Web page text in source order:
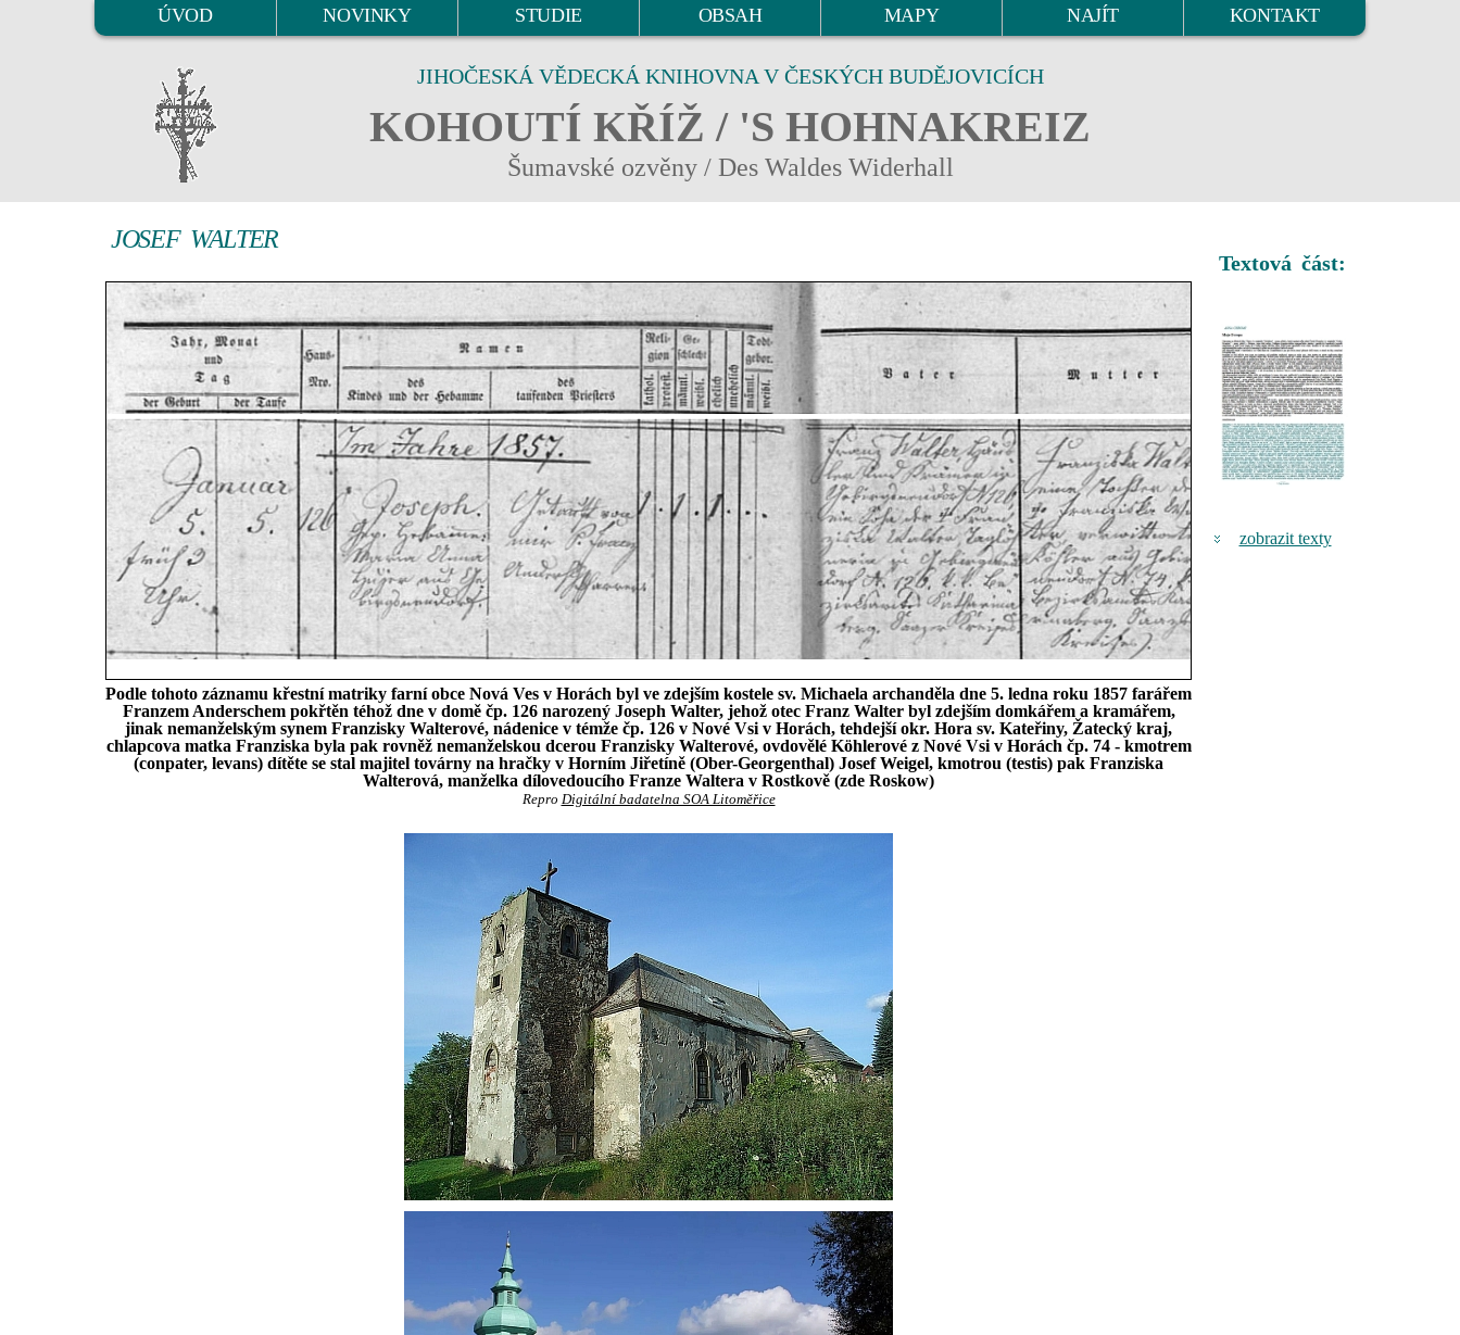
ÚVOD NOVINKY STUDIE OBSAH MAPY NAJÍT KONTAKT
JIHOČESKÁ VĚDECKÁ KNIHOVNA V ČESKÝCH BUDĚJOVICÍCH
KOHOUTÍ KŘÍŽ / 'S HOHNAKREIZ
Šumavské ozvěny / Des Waldes Widerhall
JOSEF WALTER
Podle tohoto záznamu křestní matriky farní obce Nová Ves v Horách byl ve zdejším kostele sv. Michaela archanděla dne 5. ledna roku 1857 farářem
Franzem Anderschem pokřtěn téhož dne v domě čp. 126 narozený Joseph Walter, jehož otec Franz Walter byl zdejším domkářem a kramářem,
jinak nemanželským synem Franzisky Walterové, nádenice v témže čp. 126 v Nové Vsi v Horách, tehdejší okr. Hora sv. Kateřiny, Žatecký kraj,
chlapcova matka Franziska byla pak rovněž nemanželskou dcerou Franzisky Walterové, ovdovělé Köhlerové z Nové Vsi v Horách čp. 74 - kmotrem
(conpater, levans) dítěte se stal majitel továrny na hračky v Horním Jiřetíně (Ober-Georgenthal) Josef Weigel, kmotrou (testis) pak Franziska
Walterová, manželka dílovedoucího Franze Waltera v Rostkově (zde Roskow)
Repro Digitální badatelna SOA Litoměřice
Textová část:
zobrazit texty